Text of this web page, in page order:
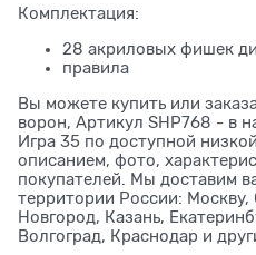
Комплектация:
28 акриловых фишек
правила
Вы можете купить или
ворон, Артикул SHP768 - в
Игра 35 по доступной
описанием, фото,
покупателей. Мы доставим
территории России:
Новгород, Казань,
Волгоград, Краснодар и